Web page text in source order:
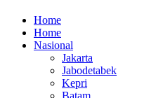
Home
Home
Nasional
Jakarta
Jabodetabek
Kepri
Batam